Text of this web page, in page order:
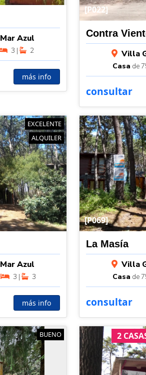
Mar Azul
3 | 2
más info
[P022]
Contra
Villa
Casa de
consultar
EXCELENTE
ALQUILER
Mar Azul
3 | 3
más info
[P069]
La Masía
Villa
Casa de
consultar
BUENO 2